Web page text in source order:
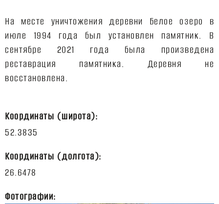
На месте уничтожения деревни Белое озеро в
июле 1994 года был установлен памятник. В
сентябре 2021 года была произведена
реставрация памятника. Деревня не
восстановлена.
Координаты (широта):
Координаты (долгота):
Фотографии: